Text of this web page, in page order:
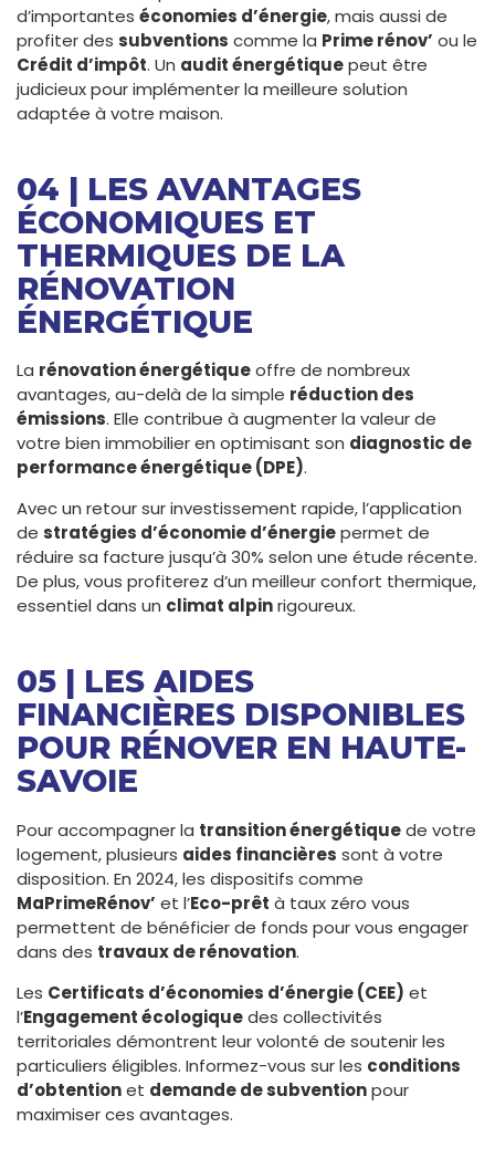
d’importantes économies d’énergie, mais aussi de
profiter des subventions comme la Prime rénov’ ou le
Crédit d’impôt. Un audit énergétiquepeut être
judicieux pour implémenter la meilleure solution
adaptée à votre maison.
04 | LES AVANTAGES
ÉCONOMIQUES ET
THERMIQUES DE LA
RÉNOVATION
ÉNERGÉTIQUE
La rénovation énergétiqueoffre de nombreux
avantages, au-delà de la simple réduction des
émissions. Elle contribue à augmenter la valeur de
votre bien immobilier en optimisant son diagnostic de
performance énergétique (DPE).
Avec un retour sur investissement rapide, l’application
de stratégies d’économie d’énergiepermet de
réduire sa facture jusqu’à 30% selon une étude récente.
De plus, vous profiterez d’un meilleur confort thermique,
essentiel dans un climat alpinrigoureux.
05 | LES AIDES
FINANCIÈRES DISPONIBLES
POUR RÉNOVER EN HAUTE-
SAVOIE
Pour accompagner la transition énergétiquede votre
logement, plusieurs aides financières sont à votre
disposition. En 2024, les dispositifs comme
MaPrimeRénov’ et l’Eco-prêt à taux zéro vous
permettent de bénéficier de fonds pour vous engager
dans des travaux de rénovation.
Les Certificats d’économies d’énergie (CEE) et
l’Engagement écologiquedes collectivités
territoriales démontrent leur volonté de soutenir les
particuliers éligibles. Informez-vous sur les conditions
d’obtentionet demande de subventionpour
maximiser ces avantages.